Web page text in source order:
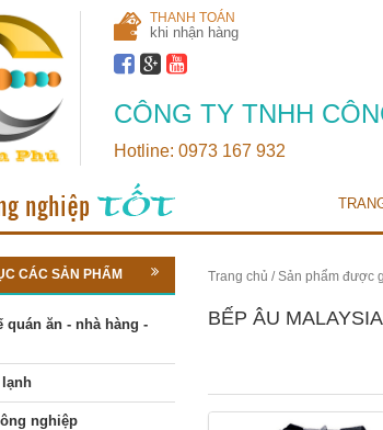
THANH TOÁN
khi nhận hàng
CÔNG TY TNHH
Hotline: 0973 167 932
Trang chủ / Sản phẩm được
BẾP ÂU MALAYSIA
CÁC SẢN PHẨM
quán ăn - nhà hàng -
nghiệp